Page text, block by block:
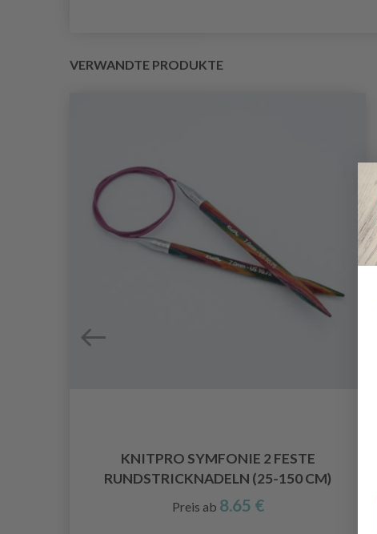
VERWANDTE PRODUKTE
KNITPRO SYMFONIE 2 FESTE
RUNDSTRICKNADELN (25-150 CM)
Preis ab 8.65 €